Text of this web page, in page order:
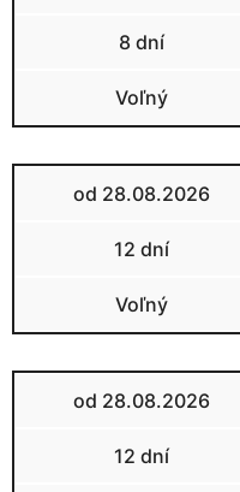
8 dní
Voľný
od 28.08.2026
12 dní
Voľný
od 28.08.2026
12 dní